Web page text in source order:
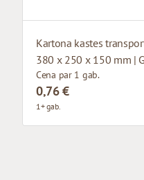
380 x 250 x 150 mm |
Cena par 1 gab.
0,76 €
1+ gab.